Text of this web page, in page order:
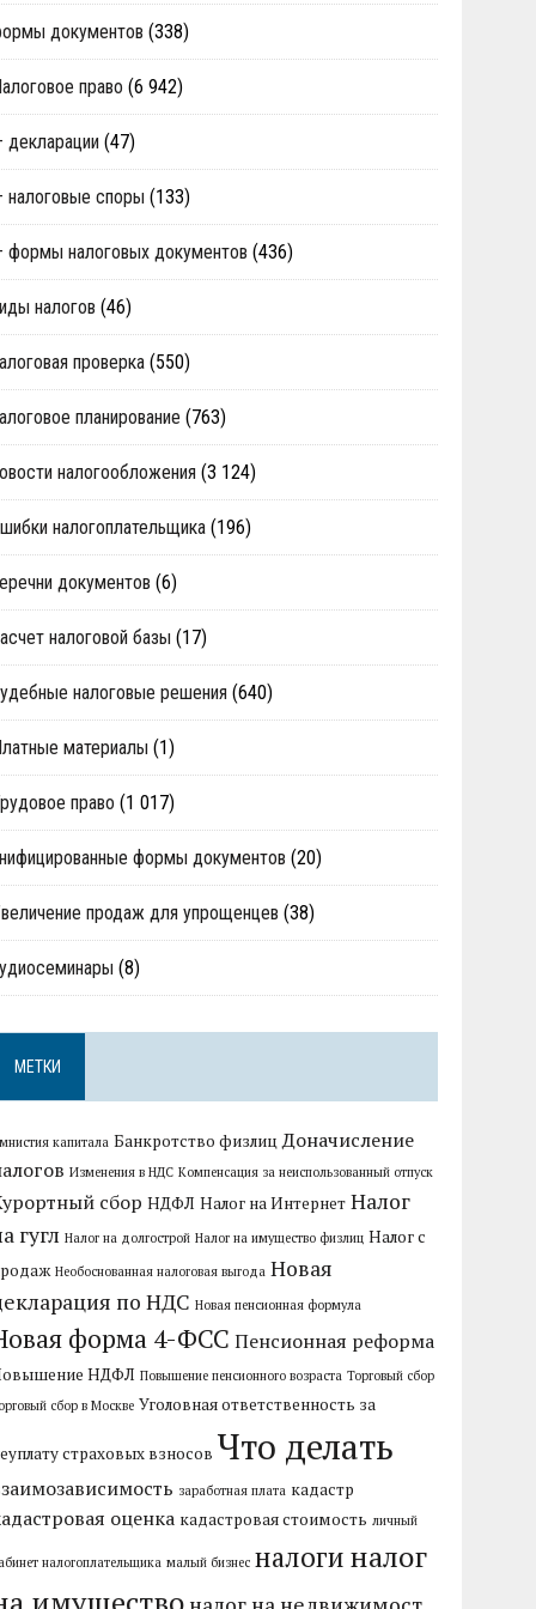
документов (338)
право (6 942)
декларации (47)
налоговые споры (133)
формы налоговых документов (436)
налогов (46)
проверка (550)
планирование (763)
налогообложения (3 124)
налогоплательщика (196)
документов (6)
налоговой базы (17)
налоговые решения (640)
материалы (1)
право (1 017)
формы документов (20)
продаж для упрощенцев (38)
(8)
МЕТКИ
капитала Банкротство физлиц Доначисление
Изменения в НДС Компенсация за неиспользованный отпуск
сбор НДФЛ Налог на Интернет Налог
гугл Налог на долгострой Налог на имущество физлиц Налог с
Необоснованная налоговая выгода Новая
по НДС Новая пенсионная формула
форма 4-ФСС Пенсионная реформа
НДФЛ Повышение пенсионного возраста Торговый сбор
сбор в Москве Уголовная ответственность за
страховых взносов Что делать
заработная плата кадастр
оценка кадастровая стоимость личный
налогоплательщика малый бизнес налоги налог